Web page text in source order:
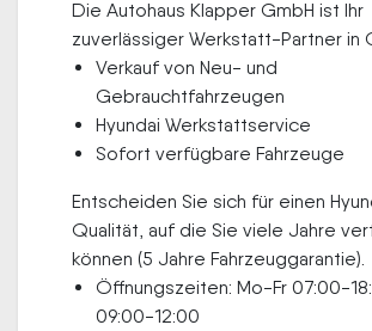
Die Autohaus Klapper GmbH ist Ihr
zuverlässiger Werkstatt-Partner in
Verkauf von Neu- und
Gebrauchtfahrzeugen
Hyundai Werkstattservice
Sofort verfügbare Fahrzeuge
Entscheiden Sie sich für einen
Qualität, auf die Sie viele Jahre
können (5 Jahre Fahrzeuggarantie).
Öffnungszeiten: Mo-Fr 07:00-
09:00-12:00